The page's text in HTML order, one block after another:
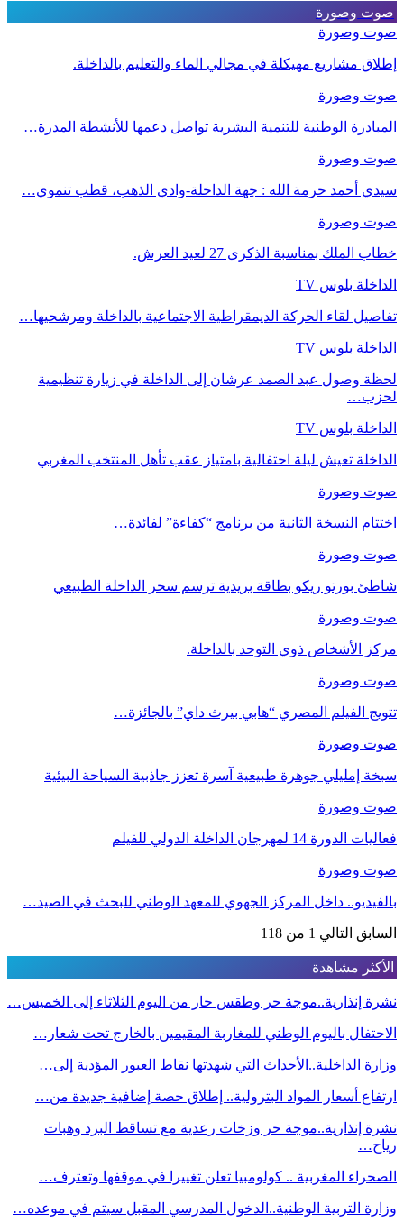
صوت وصورة
صوت وصورة
إطلاق مشاريع مهيكلة في مجالي الماء والتعليم بالداخلة.
صوت وصورة
المبادرة الوطنية للتنمية البشرية تواصل دعمها للأنشطة المدرة…
صوت وصورة
سيدي أحمد حرمة الله : جهة الداخلة-وادي الذهب، قطب تنموي…
صوت وصورة
خطاب الملك بمناسبة الذكرى 27 لعيد العرش.
الداخلة بلوس TV
تفاصيل لقاء الحركة الديمقراطية الاجتماعية بالداخلة ومرشحيها…
الداخلة بلوس TV
لحظة وصول عبد الصمد عرشان إلى الداخلة في زيارة تنظيمية
لحزب…
الداخلة بلوس TV
الداخلة تعيش ليلة احتفالية بامتياز عقب تأهل المنتخب المغربي
صوت وصورة
اختتام النسخة الثانية من برنامج “كفاءة” لفائدة…
صوت وصورة
شاطئ بورتو ريكو بطاقة بريدية ترسم سحر الداخلة الطبيعي
صوت وصورة
مركز الأشخاص ذوي التوحد بالداخلة.
صوت وصورة
تتويج الفيلم المصري “هابي بيرث داي” بالجائزة…
صوت وصورة
سبخة إمليلي جوهرة طبيعية آسرة تعزز جاذبية السياحة البيئية
صوت وصورة
فعاليات الدورة 14 لمهرجان الداخلة الدولي للفيلم
صوت وصورة
بالفيديو.. داخل المركز الجهوي للمعهد الوطني للبحث في الصيد…
السابق التالي 1 من 118
الأكثر مشاهدة
نشرة إنذارية..موجة حر وطقس حار من اليوم الثلاثاء إلى الخميس…
الاحتفال باليوم الوطني للمغاربة المقيمين بالخارج تحت شعار…
وزارة الداخلية..الأحداث التي شهدتها نقاط العبور المؤدية إلى…
ارتفاع أسعار المواد البترولية.. إطلاق حصة إضافية جديدة من…
نشرة إنذارية..موجة حر وزخات رعدية مع تساقط البرد وهبات
رياح…
الصحراء المغربية .. كولومبيا تعلن تغييرا في موقفها وتعترف…
وزارة التربية الوطنية..الدخول المدرسي المقبل سیتم في موعده…